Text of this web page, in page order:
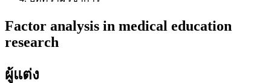
Factor analysis in medical education
research
ผู้แต่ง